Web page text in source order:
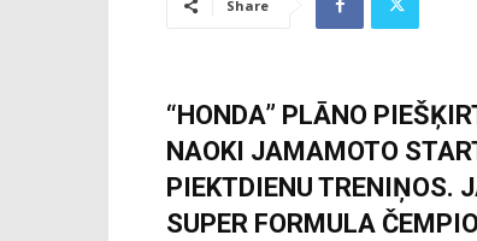
Share
“HONDA” PLĀNO
NAOKI JAMAMOTO
PIEKTDIENU TRENIŅOS.
SUPER FORMULA